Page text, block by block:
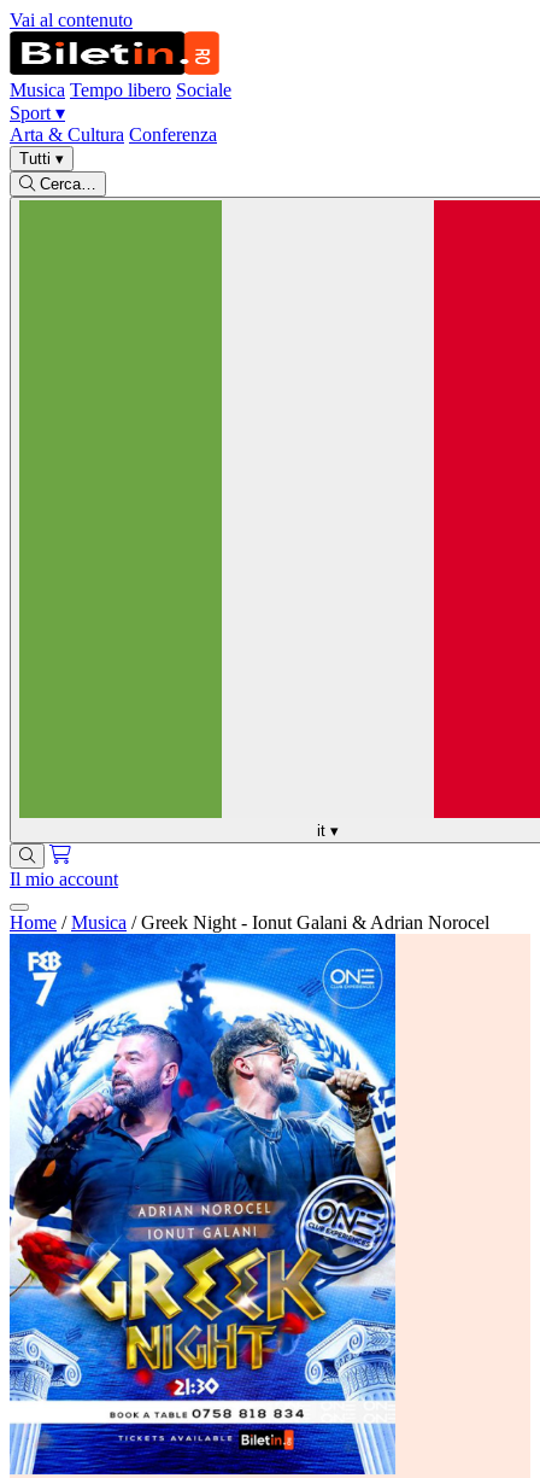
Vai al contenuto
Musica Tempo libero Sociale
Sport ▾
Arta & Cultura Conferenza
Tutti ▾
Cerca…
it ▾
Il mio account
Home / Musica / Greek Night - Ionut Galani & Adrian Norocel